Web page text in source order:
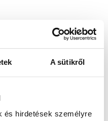
A sütikről
és hirdetések személyre